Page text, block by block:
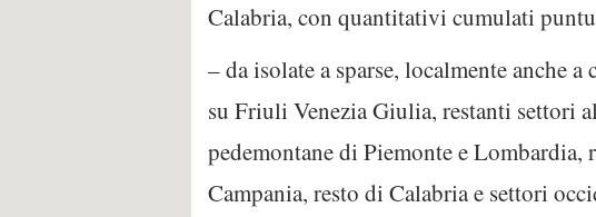
Calabria, con quantitativi cumulati
– da isolate a sparse, localmente anche
su Friuli Venezia Giulia, restanti settori
pedemontane di Piemonte e Lombardia,
Campania, resto di Calabria e settori